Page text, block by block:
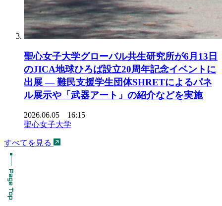
聖心女子大学グローバル共生研究所が6月13日
のJICA地球ひろば設立20周年記念イベントに
出展 ― 難民支援学生団体SHRETによるパネ
ル展示や「武器アート」の紹介などを実施
2026.06.05 16:15
聖心女子大学
すべてを見る